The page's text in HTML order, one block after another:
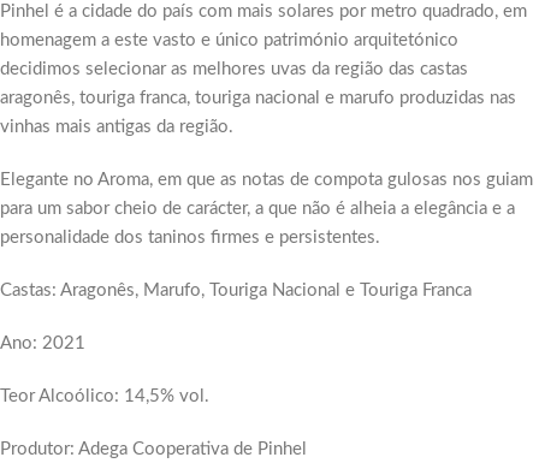
Pinhel é a cidade do país com mais solares por metro quadrado, em
homenagem a este vasto e único património arquitetónico
decidimos selecionar as melhores uvas da região das castas
aragonês, touriga franca, touriga nacional e marufo produzidas nas
vinhas mais antigas da região.
Elegante no Aroma, em que as notas de compota gulosas nos guiam
para um sabor cheio de carácter, a que não é alheia a elegância e a
personalidade dos taninos firmes e persistentes.
Castas: Aragonês, Marufo, Touriga Nacional e Touriga Franca
Ano: 2021
Teor Alcoólico: 14,5% vol.
Produtor: Adega Cooperativa de Pinhel